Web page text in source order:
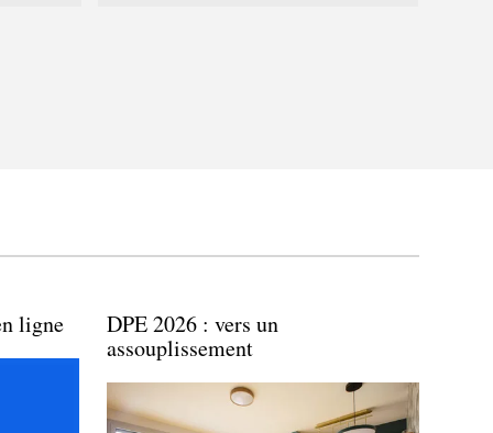
ligne
DPE 2026 : vers un
assouplissement